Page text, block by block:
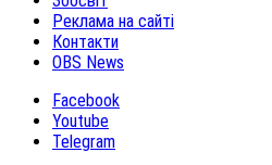
Реклама на сайті
Контакти
OBS News
Facebook
Youtube
Telegram